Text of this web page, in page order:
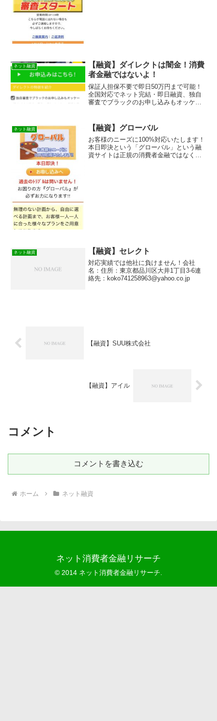
ネット融資
【融資】ダイレクトは闇金！消費
者金融ではないよ！
保証人担保不要で即日50万円まで可能！
全国対応でネット完結・即日融資、独自
審査でブラックのお申し込みもオッケー
られてきたSMSメールでお金を貸しても
らえる消費者金融など...
ネット融資 【融資】グローバル
お客様のニーズに100%対応いたします！
本日即決という「グローバル」という融
資サイトは正規の消費者金融ではなく闇
ネット融資 【融資】セレクト
対応実績では他社に負けません！会社
名：住所：東京都品川区大井1丁目3-6連
絡先：koko741258963@yahoo.co.jp
【融資】SUU株式会社
【融資】アイル
コメント
コメントを書き込む
ホーム ネット融資
ネット消費者金融リサーチ
© 2014 ネット消費者金融リサーチ.